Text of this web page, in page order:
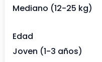
Mediano (12-25 kg)
Edad
Joven (1-3 años)